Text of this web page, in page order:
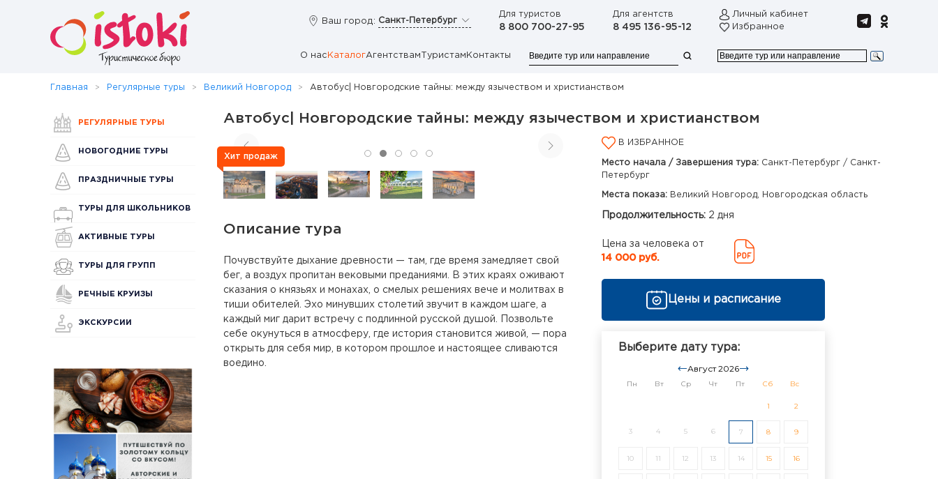
Ваш город: Санкт-Петербург
Для туристов
8 800 700-27-95
Для агентств
8 495 136-95-12
Личный кабинет
Избранное
О нас КаталогАгентствам Туристам Контакты
Главная Регулярные туры Великий Новгород Автобус| Новгородские тайны: между язычеством и христианством
Автобус| Новгородские тайны: между язычеством и христианством
Хит продаж
Описание тура
Почувствуйте дыхание древности — там, где время замедляет свой
бег, а воздух пропитан вековыми преданиями. В этих краях оживают
сказания о князьях и монахах, о смелых решениях вече и молитвах в
тиши обителей. Эхо минувших столетий звучит в каждом шаге, а
каждый миг дарит встречу с подлинной русской душой. Позвольте
себе окунуться в атмосферу, где история становится живой, — пора
открыть для себя мир, в котором прошлое и настоящее сливаются
воедино.
В ИЗБРАННОЕ
Место начала / Завершения тура: Санкт-Петербург / Санкт-
Петербург
Места показа: Великий Новгород, Новгородская область
Продолжительность: 2 дня
Цена за человека от
14 000 руб.
Цены и расписание
Выберите дату тура:
Август 2026
Пн Вт Ср Чт Пт Сб Вс
1 2
3 4 5 6 7 8 9
10 11 12 13 14 15 16
РЕГУЛЯРНЫЕ ТУРЫ
НОВОГОДНИЕ ТУРЫ
ПРАЗДНИЧНЫЕ ТУРЫ
ТУРЫ ДЛЯ ШКОЛЬНИКОВ
АКТИВНЫЕ ТУРЫ
ТУРЫ ДЛЯ ГРУПП
РЕЧНЫЕ КРУИЗЫ
ЭКСКУРСИИ